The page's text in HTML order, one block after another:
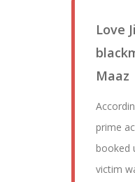
Love
Maaz
prime
booked
victim